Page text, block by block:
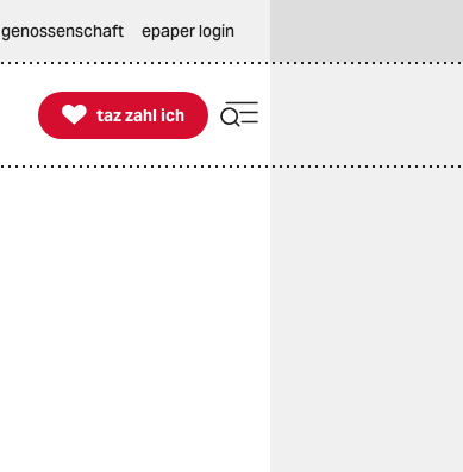
genossenschaft epaper login

taz zahl ich
taz zahl ich